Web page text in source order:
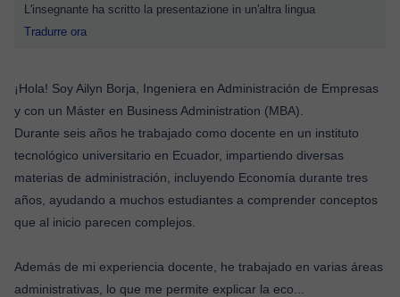
L'insegnante ha scritto la presentazione in un'altra lingua
Tradurre ora
¡Hola! Soy Ailyn Borja, Ingeniera en Administración de Empresas
y con un Máster en Business Administration (MBA).
Durante seis años he trabajado como docente en un instituto
tecnológico universitario en Ecuador, impartiendo diversas
materias de administración, incluyendo Economía durante tres
años, ayudando a muchos estudiantes a comprender conceptos
que al inicio parecen complejos.
Además de mi experiencia docente, he trabajado en varias áreas
administrativas, lo que me permite explicar la eco